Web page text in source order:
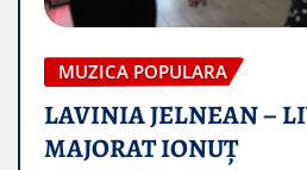
MUZICA POPULARA
LAVINIA JELNEAN –
MAJORAT IONUŢ